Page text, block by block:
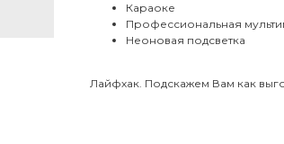
Караоке
Профессиональная
Неоновая подсветка
Лайфхак. Подскажем Вам как